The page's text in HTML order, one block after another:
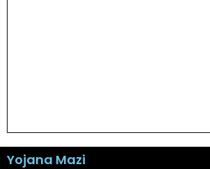
Yojana Mazi